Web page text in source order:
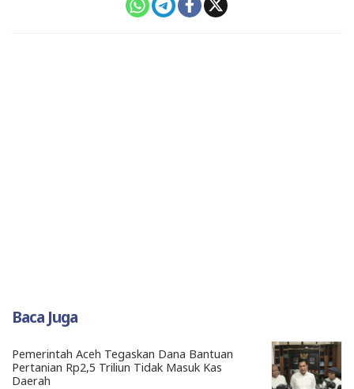
Baca Juga
Pemerintah Aceh Tegaskan Dana Bantuan
Pertanian Rp2,5 Triliun Tidak Masuk Kas
Daerah